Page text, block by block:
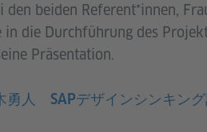
beiden Referent*innen,
die Durchführung des
Präsentation.
人 SAPデザインシンキング